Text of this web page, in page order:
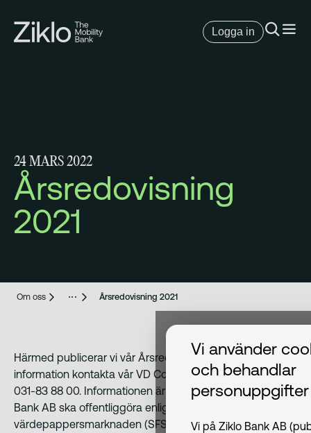
Logga in
24 MARS 2022
Årsredovisning
2021
Om oss Årsredovisning 2021
Härmed publicerar vi vår Årsredovisning för 2021. För mer
information kontakta vår VD Conny Bergström på telefon
031-83 88 00. Informationen är sådan som Volvofinans
Bank AB ska offentliggöra enligt Lag om
värdepappersmarknaden (SFS 2007:528). Denna
Vi använder
och behandlar
personuppgifter
Vi på Ziklo Bank AB